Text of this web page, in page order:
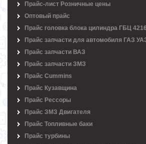
Прайс-лист Розничные цены
Оптовый прайс
Прайс головка блока цилиндра ГБЦ 4216
Прайс запчасти для автомобиля ГАЗ
Прайс запчасти ВАЗ
Прайс запчасти ЗМЗ
Прайс Cummins
Прайс Кузавщина
Прайс Рессоры
Прайс ЗМЗ Двигателя
Прайс Топливные баки
Прайс турбины